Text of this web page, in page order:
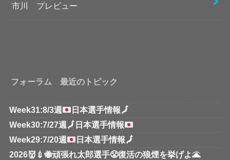
市川 プレビュー
フォーラム 最近のトピック
Week31:8/3週 日本選手情報🗾
Week30:7/27週 🗾 日本選手情報
Week29:7/20週
日本選手情報🗾
2026👹💉🐝頑張れ太郎選手😤復活の狼煙を挙げよ🌋